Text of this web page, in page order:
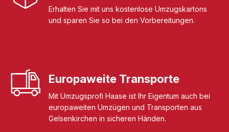
Erhalten Sie mit uns kostenlose Umzugskartons
und sparen Sie so bei den Vorbereitungen.
Europaweite Transporte
Mit Umzugsprofi Haase ist Ihr Eigentum auch bei
europaweiten Umzügen und Transporten aus
Gelsenkirchen in sicheren Händen.